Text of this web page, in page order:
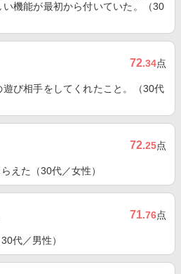
機能が最初から付いていた。（30
72.34点
び相手をしてくれたこと。（30代
72.25点
えた（30代／女性）
71.76点
代／男性）